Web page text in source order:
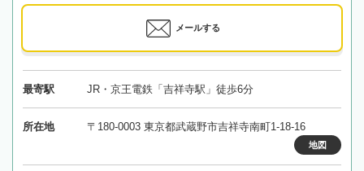
メールする
最寄駅 JR・京王電鉄「吉祥寺駅」徒歩6分
所在地 〒180-0003 東京都武蔵野市吉祥寺南町1-18-16
地図